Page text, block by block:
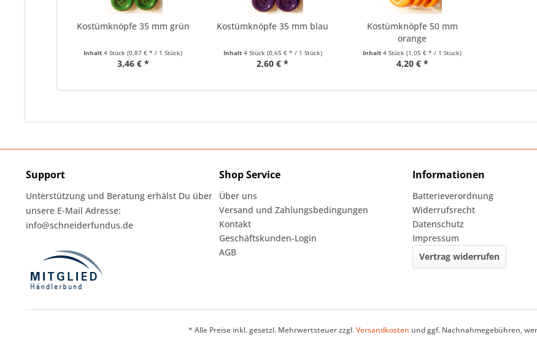
Kostümknöpfe 35 mm grün
Inhalt4 Stück(0,87 € * / 1 Stück)
3,46 € *
Kostümknöpfe 35 mm blau
Inhalt 4 Stück (0,65 € * / 1 Stück)
2,60 € *
Kostümknöpfe 50 mm
orange
Inhalt4 Stück(1,05 € * / 1 Stück)
4,20 € *
Support
Unterstützung und Beratung erhälst Du über
unsere E-Mail Adresse:
info@schneiderfundus.de
Shop Service
Über uns
Versand und Zahlungsbedingungen
Kontakt
Geschäftskunden-Login
AGB
Informationen
Batterieverordnung
Widerrufsrecht
Datenschutz
Impressum
Vertrag widerrufen
* Alle Preise inkl. gesetzl. Mehrwertsteuer zzgl.Versandkosten und ggf. Nachnahmegebühren,